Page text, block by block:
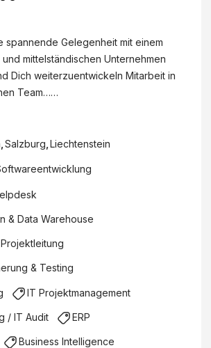
spannende Gelegenheit mit einem
mittelständischen Unternehmen
Dich weiterzuentwickeln Mitarbeit in
Team……
Salzburg Liechtenstein
& Data Warehouse
& Testing
IT Projektmanagement
/ IT Audit ERP
Business Intelligence